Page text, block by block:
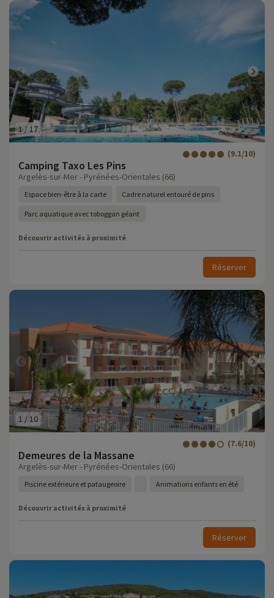
1/17
Camping Taxo Les Pins
(9.1/10)
Argelès-sur-Mer - Pyrénées-Orientales (66)
Espace bien-être à la carte Cadre naturel entouré de pins
Parc aquatique avec toboggan géant
Découvrir activités à proximité
Réserver
1 / 10
Demeures de la Massane
(7.6/10)
Argelès-sur-Mer - Pyrénées-Orientales (66)
Piscine extérieure et pataugeoire Animations enfants en été
Découvrir activités à proximité
Réserver